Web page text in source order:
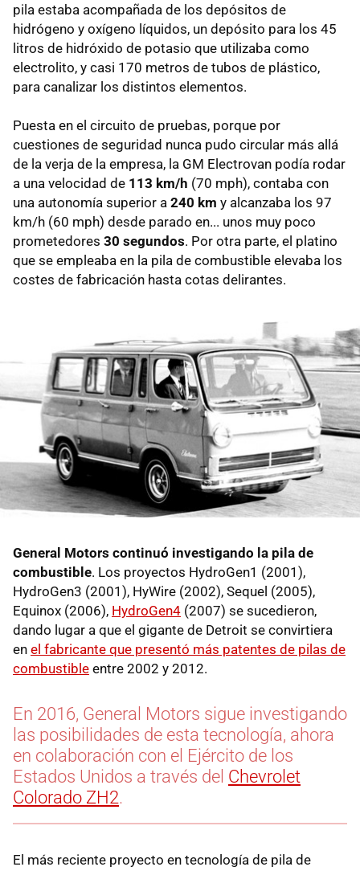
pila estaba acompañada de los depósitos de
hidrógeno y oxígeno líquidos, un depósito para los 45
litros de hidróxido de potasio que utilizaba como
electrolito, y casi 170 metros de tubos de plástico,
para canalizar los distintos elementos.
Puesta en el circuito de pruebas, porque por
cuestiones de seguridad nunca pudo circular más allá
de la verja de la empresa, la GM Electrovan podía rodar
a una velocidad de 113 km/h (70 mph), contaba con
una autonomía superior a 240 km y alcanzaba los 97
km/h (60 mph) desde parado en... unos muy poco
prometedores 30 segundos. Por otra parte, el platino
que se empleaba en la pila de combustible elevaba los
costes de fabricación hasta cotas delirantes.
General Motors continuó investigando la pila de
combustible. Los proyectos HydroGen1 (2001),
HydroGen3 (2001), HyWire (2002), Sequel (2005),
Equinox (2006), HydroGen4 (2007) se sucedieron,
dando lugar a que el gigante de Detroit se convirtiera
en el fabricante que presentó más patentes de pilas de
combustible entre 2002 y 2012.
En 2016, General Motors sigue investigando
las posibilidades de esta tecnología, ahora
en colaboración con el Ejército de los
Estados Unidos a través del Chevrolet
Colorado ZH2.
El más reciente proyecto en tecnología de pila de